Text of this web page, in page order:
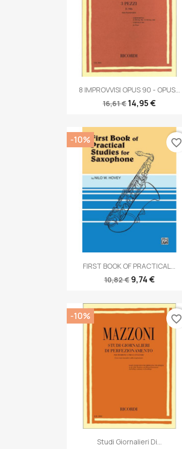
Anteprima
8 IMPROVVISI OPUS 90 - OPUS...
16,61 €14,95 €
Anteprima
FIRST BOOK OF PRACTICAL...
10,82 € 9,74 €
-10% favorite_border
 Anteprima
Studi Giornalieri Di...
-10% favorite_border